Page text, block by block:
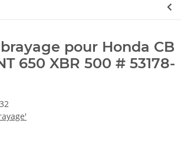
pour Honda CB
650 XBR 500 # 53178-